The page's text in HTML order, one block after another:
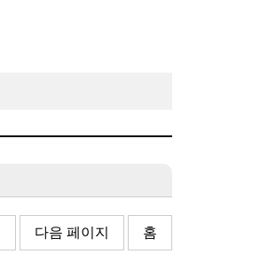
다음 페이지 홈